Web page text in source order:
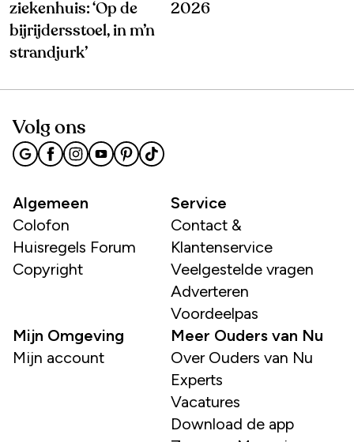
ziekenhuis: ‘Op de
bijrijdersstoel, in m’n
strandjurk’
2026
Volg ons
Algemeen
Colofon
Huisregels Forum
Copyright
Service
Contact &
Klantenservice
Veelgestelde vragen
Adverteren
Voordeelpas
Mijn Omgeving
Mijn account
Meer Ouders van Nu
Over Ouders van Nu
Experts
Vacatures
Download de app